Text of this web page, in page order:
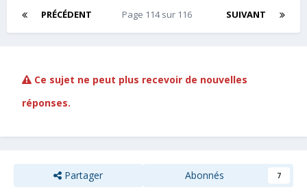
PRÉCÉDENT SUIVANT
Page 114 sur 116
Ce sujet ne peut plus recevoir de nouvelles
réponses.
Partager Abonnés 7